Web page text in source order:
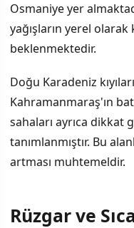
Osmaniye yer
yağışların yerel
beklenmektedir.
Doğu Karadeniz
Kahramanmaraş'ın
sahaları ayrıca
tanımlanmıştır. Bu
artması muhtemeldir.
Rüzgar ve